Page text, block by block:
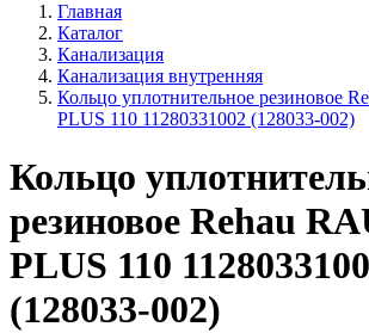
Главная
Каталог
Канализация
Канализация внутренняя
Кольцо уплотнительное резиновое
PLUS 110 11280331002 (128033-002)
Кольцо
резиновое Rehau
PLUS 110
(128033-002)